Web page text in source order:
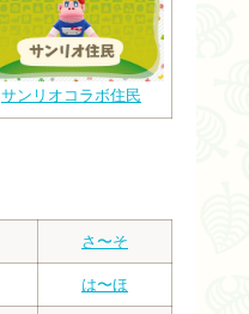
サンリオコラボ住民
さ〜そ
は〜ほ